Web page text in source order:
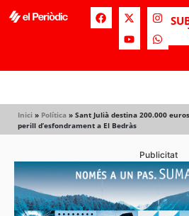
Inici » Política » Sant Julià destina 200.000
perill d’esfondrament a El Bedràs
Publicitat